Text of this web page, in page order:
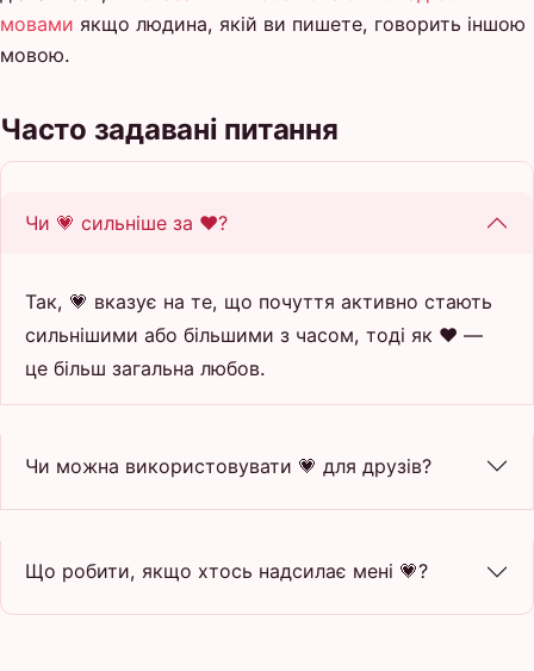
мовами якщо людина, якій ви пишете, говорить іншою
мовою.
Часто задавані питання
Чи 💗 сильніше за ❤️?
Так, 💗 вказує на те, що почуття активно стають
сильнішими або більшими з часом, тоді як ❤️ —
це більш загальна любов.
Чи можна використовувати 💗 для друзів?
Що робити, якщо хтось надсилає мені 💗?